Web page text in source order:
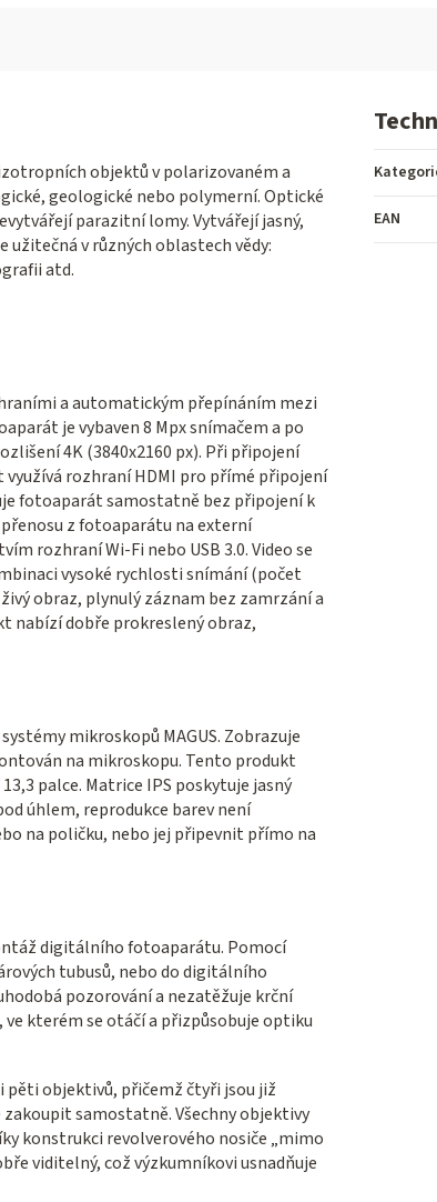
objektů v polarizovaném a
geologické nebo polymerní. Optické
parazitní lomy. Vytvářejí jasný,
v různých oblastech vědy:
atd.
a automatickým přepínáním mezi
je vybaven 8 Mpx snímačem a po
4K (3840x2160 px). Při připojení
využívá rozhraní HDMI pro přímé připojení
fotoaparát samostatně bez připojení k
z fotoaparátu na externí
rozhraní Wi-Fi nebo USB 3.0. Video se
vysoké rychlosti snímání (počet
obraz, plynulý záznam bez zamrzání a
nabízí dobře prokreslený obraz,
mikroskopů MAGUS. Zobrazuje
na mikroskopu. Tento produkt
palce. Matrice IPS poskytuje jasný
úhlem, reprodukce barev není
na poličku, nebo jej připevnit přímo na
digitálního fotoaparátu. Pomocí
tubusů, nebo do digitálního
pozorování a nezatěžuje krční
kterém se otáčí a přizpůsobuje optiku
pěti objektivů, přičemž čtyři jsou již
zakoupit samostatně. Všechny objektivy
konstrukci revolverového nosiče „mimo
viditelný, což výzkumníkovi usnadňuje
EAN